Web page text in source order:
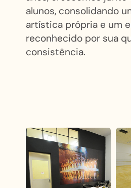
alunos, consolidando
artística própria e um
reconhecido por sua
consistência.